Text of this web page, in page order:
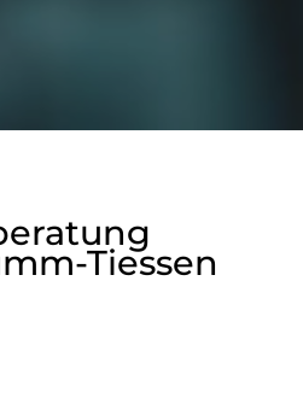
Tiessen